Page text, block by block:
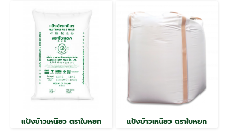
แป้งข้าวเหนียว ตราใบหยก แป้งข้าวเหนียว ตราใบหยก